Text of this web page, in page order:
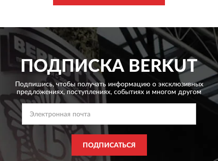
необходим VLMT-004.
ПОДПИСКА BERKUT
Подпишись, чтобы получать информацию о эксклюзивных
предложениях, поступлениях, событиях и многом другом
ПОДПИСАТЬСЯ